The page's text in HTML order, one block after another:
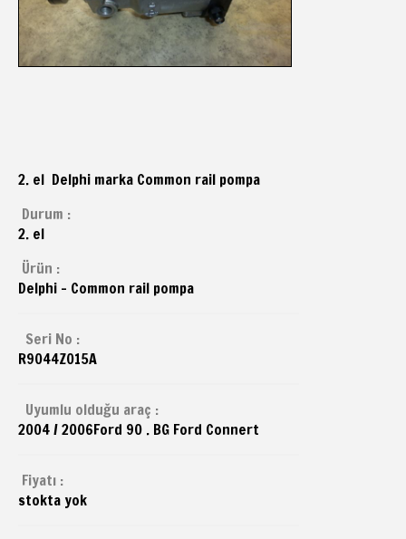
2. el Delphi marka Common rail pompa
Durum :
2. el
Ürün :
Delphi - Common rail pompa
Seri No :
R9044Z015A
Uyumlu olduğu araç :
2004 / 2006Ford 90 . BG Ford Connert
Fiyatı :
stokta yok